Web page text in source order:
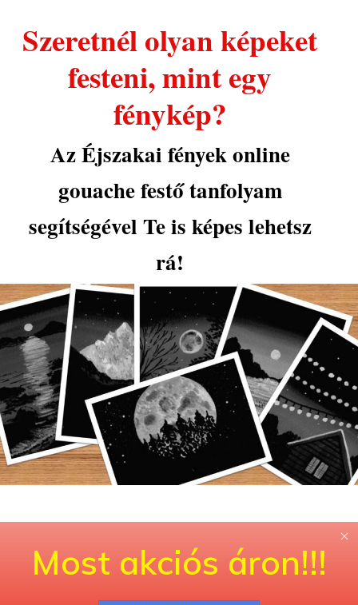
Szeretnél olyan képeket
festeni, mint egy
fénykép?
Az Éjszakai fények online
gouache festő tanfolyam
segítségével Te is képes lehetsz
rá!
Most akciós áron!!!